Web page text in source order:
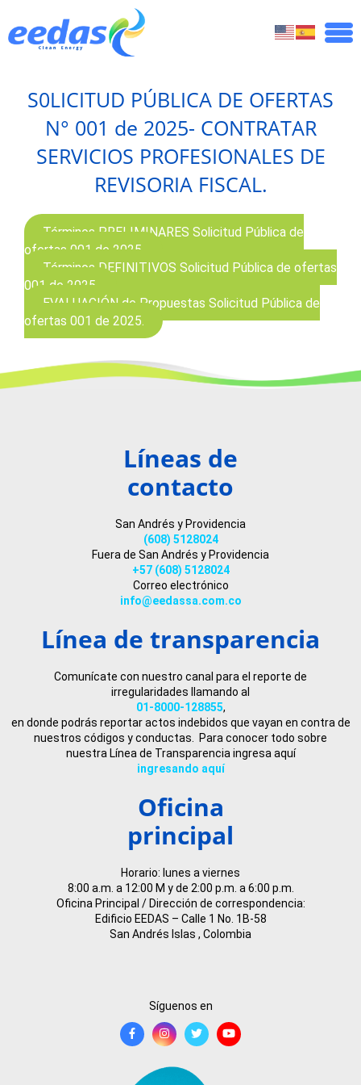
S0LICITUD PÚBLICA DE OFERTAS
N° 001 de 2025- CONTRATAR
SERVICIOS PROFESIONALES DE
REVISORIA FISCAL.
Términos PRELIMINARES Solicitud Pública de
ofertas 001 de 2025.
Términos DEFINITIVOS Solicitud Pública de ofertas
001 de 2025.
EVALUACIÓN de Propuestas Solicitud Pública de
ofertas 001 de 2025.
Líneas de
contacto
San Andrés y Providencia
(608) 5128024
Fuera de San Andrés y Providencia
+57 (608) 5128024
Correo electrónico
info@eedassa.com.co
Línea de transparencia
Comunícate con nuestro canal para el reporte de
irregularidades llamando al
01-8000-128855,
en donde podrás reportar actos indebidos que vayan en contra de
nuestros códigos y conductas. Para conocer todo sobre
nuestra Línea de Transparencia ingresa aquí
ingresando aquí
Oficina
principal
Horario: lunes a viernes
8:00 a.m. a 12:00 M y de 2:00 p.m. a 6:00 p.m.
Oficina Principal / Dirección de correspondencia:
Edificio EEDAS – Calle 1 No. 1B-58
San Andrés Islas , Colombia
Síguenos en